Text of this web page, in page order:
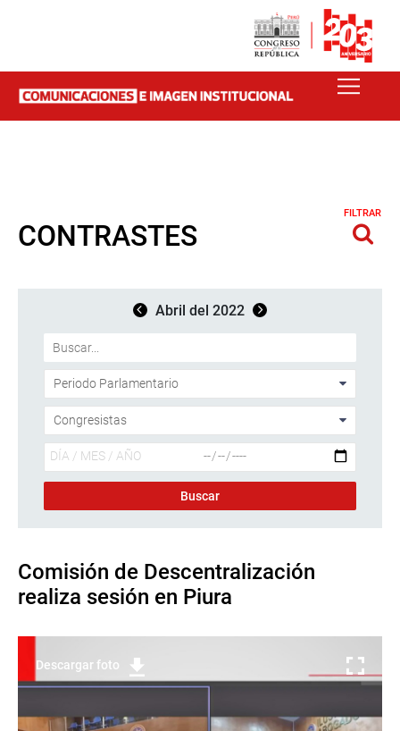
CONTRASTES
FILTRAR
Abril del 2022
Comisión de Descentralización
realiza sesión en Piura
Descargar foto